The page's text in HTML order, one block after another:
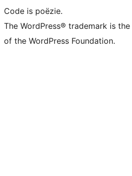
Code is poëzie.
The WordPress® trademark is
of the WordPress Foundation.